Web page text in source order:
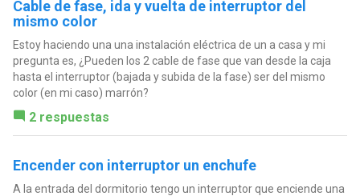
Cable de fase, ida y vuelta de interruptor del
mismo color
Estoy haciendo una una instalación eléctrica de un a casa y mi
pregunta es, ¿Pueden los 2 cable de fase que van desde la caja
hasta el interruptor (bajada y subida de la fase) ser del mismo
color (en mi caso) marrón?
2 respuestas
Encender con interruptor un enchufe
A la entrada del dormitorio tengo un interruptor que enciende una